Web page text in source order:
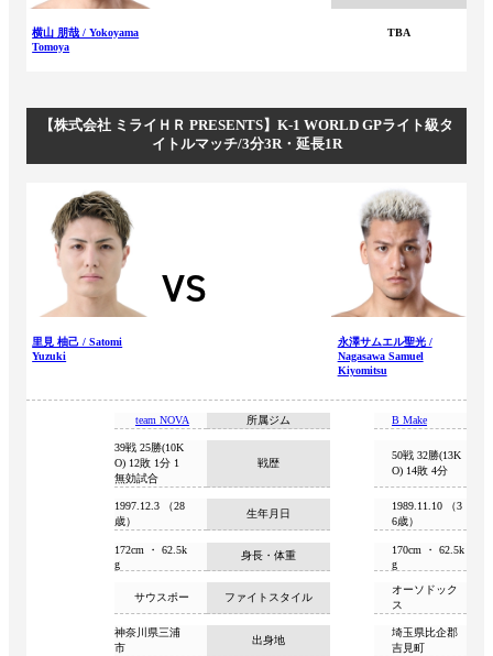
横山 朋哉 / Yokoyama
Tomoya
TBA
【株式会社 ミライＨＲ PRESENTS】K-1 WORLD GPライト級タ
イトルマッチ/3分3R・延長1R
里見 柚己 / Satomi
Yuzuki
VS
永澤サムエル聖光 /
Nagasawa Samuel
Kiyomitsu
所属ジム
team NOVA B Make
戦歴
39戦 25勝(10K
O) 12敗 1分 1
無効試合
50戦 32勝(13K
O) 14敗 4分
生年月日
1997.12.3 （28
歳）
1989.11.10 （3
6歳）
身長・体重
172cm ・ 62.5k
g
170cm ・ 62.5k
g
ファイトスタイル
サウスポー
オーソドック
ス
出身地
神奈川県三浦
市
埼玉県比企郡
吉見町